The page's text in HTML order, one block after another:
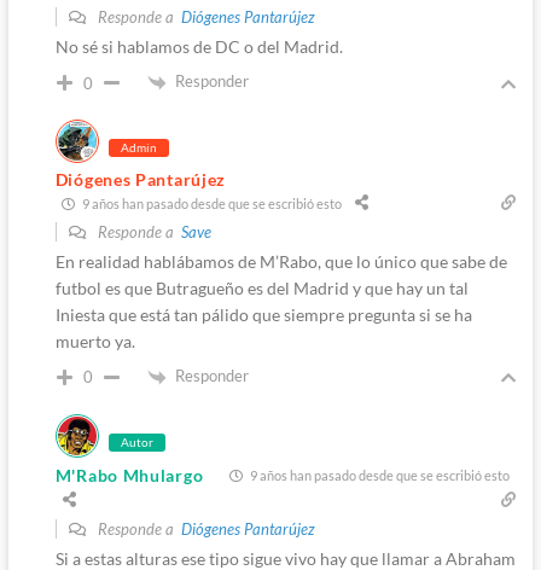
Responde a Diógenes Pantarújez
No sé si hablamos de DC o del Madrid.
0 Responder
Admin
Diógenes Pantarújez
9 años han pasado desde que se escribió esto
Responde a Save
En realidad hablábamos de M’Rabo, que lo único que sabe de
futbol es que Butragueño es del Madrid y que hay un tal
Iniesta que está tan pálido que siempre pregunta si se ha
muerto ya.
0 Responder
Autor
M'Rabo Mhulargo 9 años han pasado desde que se escribió esto
Responde a Diógenes Pantarújez
Si a estas alturas ese tipo sigue vivo hay que llamar a Abraham